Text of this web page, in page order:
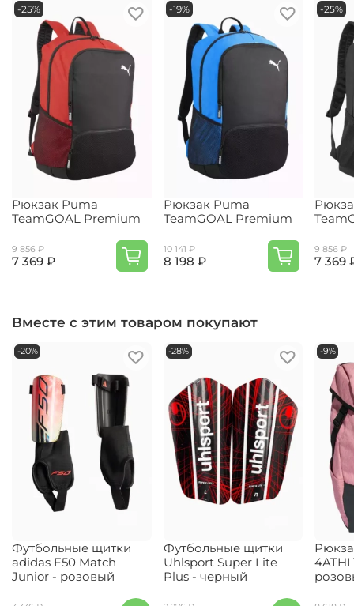
-25%
Рюкзак Puma
TeamGOAL Premium
9 856 ₽
7 369 ₽
-19%
Рюкзак Puma
TeamGOAL Premium
10 141 ₽
8 198 ₽
-25%
9 856 ₽
7 369
Вместе с этим товаром покупают
-20%
Футбольные щитки
adidas F50 Match
Junior - розовый
-28%
Футбольные щитки
Uhlsport Super Lite
Plus - черный
-9%